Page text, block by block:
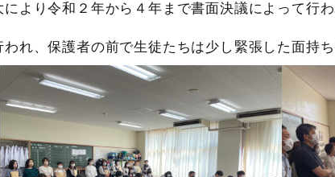
より令和２年から４年まで書面決議によって行
れ、保護者の前で生徒たちは少し緊張した面持